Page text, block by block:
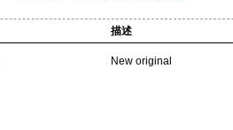
描述
New original